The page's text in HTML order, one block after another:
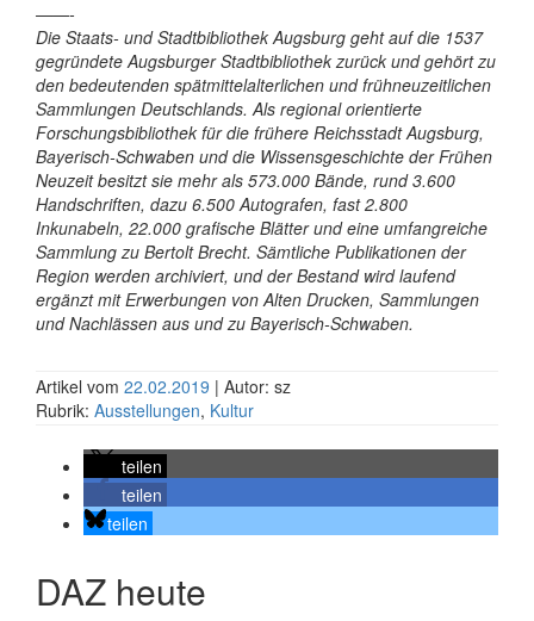
——-
Die Staats- und Stadtbibliothek Augsburg geht auf die 1537
gegründete Augsburger Stadtbibliothek zurück und gehört zu
den bedeutenden spätmittelalterlichen und frühneuzeitlichen
Sammlungen Deutschlands. Als regional orientierte
Forschungsbibliothek für die frühere Reichsstadt Augsburg,
Bayerisch-Schwaben und die Wissensgeschichte der Frühen
Neuzeit besitzt sie mehr als 573.000 Bände, rund 3.600
Handschriften, dazu 6.500 Autografen, fast 2.800
Inkunabeln, 22.000 grafische Blätter und eine umfangreiche
Sammlung zu Bertolt Brecht. Sämtliche Publikationen der
Region werden archiviert, und der Bestand wird laufend
ergänzt mit Erwerbungen von Alten Drucken, Sammlungen
und Nachlässen aus und zu Bayerisch-Schwaben.
Artikel vom 22.02.2019 | Autor: sz
Rubrik: Ausstellungen, Kultur
teilen
teilen
teilen
DAZ heute